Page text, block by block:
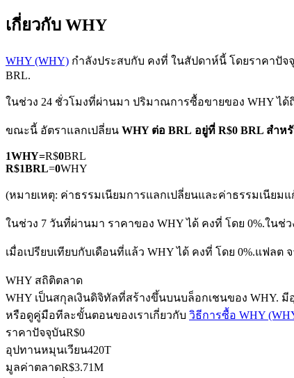
TradFi
อนุพันธ์ของหุ้น ฟอเร็กซ์ โลหะมีค่า และสินค้าโภคภัณ
ฟิวเจอร์ส USDC
เกี่ยวกับ WHY
WHY (WHY) กำลังประสบกับ คงที่ ในสัปดาห์นี้ โดยราคาปัจ
BRL.
ในช่วง 24 ชั่วโมงที่ผ่านมา ปริมาณการซื้อขายของ WHY ได้ถึ
ขณะนี้ อัตราแลกเปลี่ยน WHY ต่อ BRL อยู่ที่ R$0 BRL สำห
1WHY=R$0BRL
R$1BRL=0WHY
(หมายเหตุ: ค่าธรรมเนียมการแลกเปลี่ยนและค่าธรรมเนียม
ในช่วง 7 วันที่ผ่านมา ราคาของ WHY ได้ คงที่ โดย 0%.ในช่ว
เมื่อเปรียบเทียบกับเดือนที่แล้ว WHY ได้ คงที่ โดย 0%.แฟลต จ
WHY สถิติตลาด
WHY เป็นสกุลเงินดิจิทัลที่สร้างขึ้นบนบล็อกเชนของ WHY.
หรือดูคู่มือทีละขั้นตอนของเราเกี่ยวกับ วิธีการซื้อ WHY
ราคาปัจจุบันR$0
อุปทานหมุนเวียน420T
มูลค่าตลาดR$3.71M